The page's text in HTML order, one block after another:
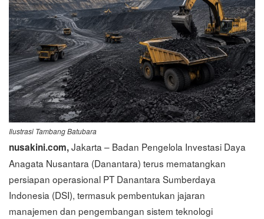
Ilustrasi Tambang Batubara
nusakini.com,Jakarta – Badan Pengelola Investasi Daya
Anagata Nusantara (Danantara) terus mematangkan
persiapan operasional PT Danantara Sumberdaya
Indonesia (DSI), termasuk pembentukan jajaran
manajemen dan pengembangan sistem teknologi